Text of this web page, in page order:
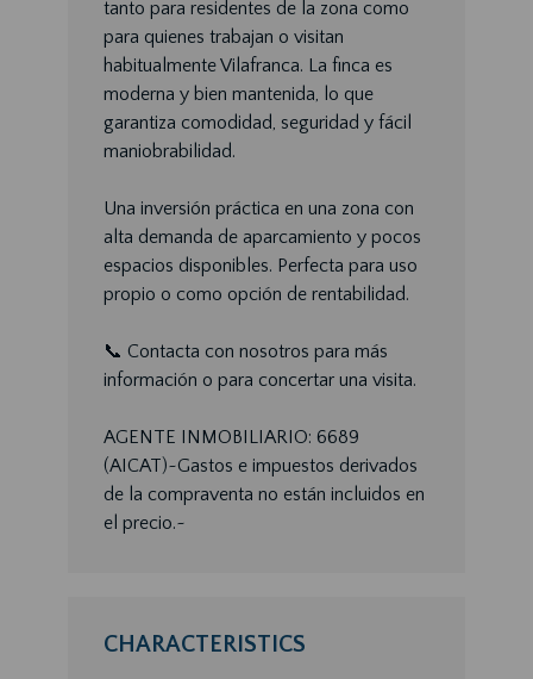
tanto para residentes de la zona como
para quienes trabajan o visitan
habitualmente Vilafranca. La finca es
moderna y bien mantenida, lo que
garantiza comodidad, seguridad y fácil
maniobrabilidad.
Una inversión práctica en una zona con
alta demanda de aparcamiento y pocos
espacios disponibles. Perfecta para uso
propio o como opción de rentabilidad.
📞 Contacta con nosotros para más
información o para concertar una visita.
AGENTE INMOBILIARIO: 6689
(AICAT)~Gastos e impuestos derivados
de la compraventa no están incluidos en
el precio.~
CHARACTERISTICS